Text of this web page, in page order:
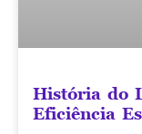
História do
Eficiência